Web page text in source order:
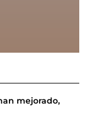
mejorado,